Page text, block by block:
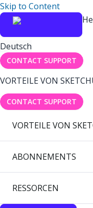
Skip to Content
Deutsch
CONTACT SUPPORT
VORTEILE VON
CONTACT SUPPORT
VORTEILE VON
ABONNEMENTS
RESSORCEN